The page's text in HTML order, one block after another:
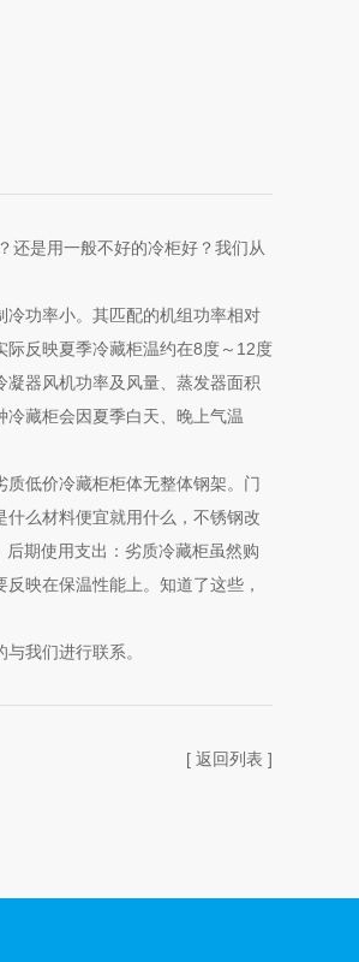
是用一般不好的冷柜好？我们从
功率小。其匹配的机组功率相对
反映夏季冷藏柜温约在8度～12度
器风机功率及风量、蒸发器面积
藏柜会因夏季白天、晚上气温
低价冷藏柜柜体无整体钢架。门
么材料便宜就用什么，不锈钢改
期使用支出：劣质冷藏柜虽然购
映在保温性能上。知道了这些，
我们进行联系。
[ 返回列表 ]